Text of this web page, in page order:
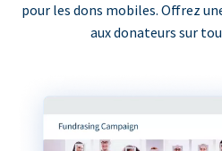
pour les dons mobiles. Offrez
aux donateurs sur